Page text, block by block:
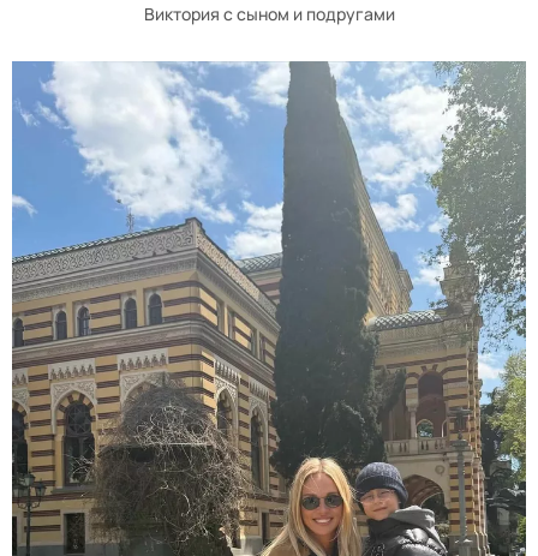
Виктория с сыном и подругами